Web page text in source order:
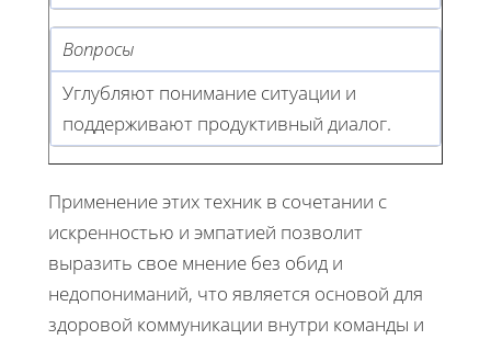
Вопросы
Углубляют понимание ситуации и
поддерживают продуктивный диалог.
Применение этих техник в сочетании с
искренностью и эмпатией позволит
выразить свое мнение без обид и
недопониманий, что является основой для
здоровой коммуникации внутри команды и